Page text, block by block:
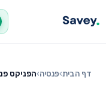
דף הבית›פנסיה›הפניקס